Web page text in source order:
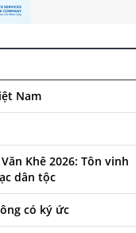
Nam
Khê 2026: Tôn vinh
dân tộc
có ký ức